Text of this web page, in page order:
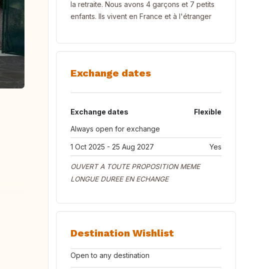
la retraite. Nous avons 4 garçons et 7 petits
enfants. Ils vivent en France et à l'étranger
Exchange dates
Exchange dates
Flexible
Always open for exchange
1 Oct 2025 - 25 Aug 2027 Yes
OUVERT A TOUTE PROPOSITION MEME
LONGUE DUREE EN ECHANGE
Destination Wishlist
Open to any destination